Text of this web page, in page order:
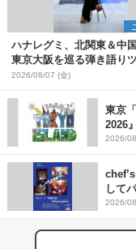
ハナレグミ、北関東＆中国
東京大阪を巡る弾き語り
月より開催決定
2026/08/07 (金)
東京
2026
発表
2026/
して
2026/